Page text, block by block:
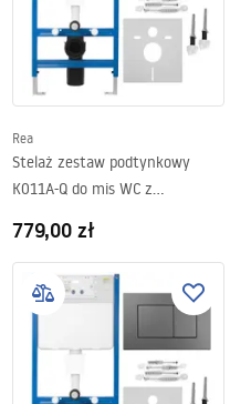
Rea
Stelaż zestaw podtynkowy
K011A-Q do mis WC z
779,00 zł